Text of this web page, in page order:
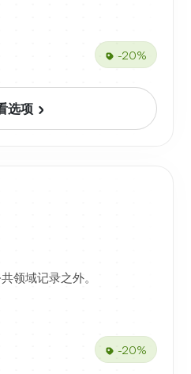
-20%
选项
领域记录之外。
-20%